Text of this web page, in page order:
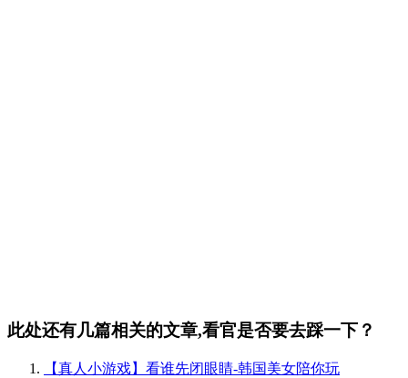
此处还有几篇相关的文章,看官是否要去踩一下？
【真人小游戏】看谁先闭眼睛-韩国美女陪你玩